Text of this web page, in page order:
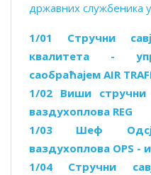
државних службеника
1/01 Стручни
квалитета -
саобраћајем AIR
1/02 Виши стручни
ваздухоплова REG
1/03 Шеф
ваздухоплова OPS -
1/04 Стручни